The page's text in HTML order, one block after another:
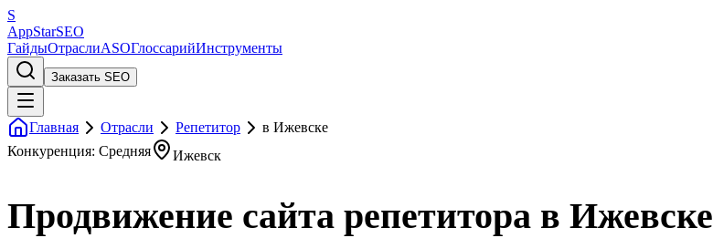
S
AppStarSEO
ГайдыОтраслиASOГлоссарийИнструменты
Заказать SEO
Главная Отрасли Репетитор
в Ижевске
Конкуренция: Средняя
Ижевск
Продвижение сайта репетитора в Ижевске